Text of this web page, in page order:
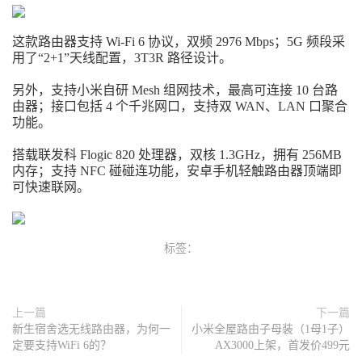
这款路由器支持 Wi-Fi 6 协议，双频 2976 Mbps；5G 频段采
用了“2+1”天线配置，3T3R 路径设计。
另外，支持小米自研 Mesh 组网技术，最高可连接 10 台路
由器；接口包括 4 个千兆网口，支持双 WAN、LAN 口聚合
功能。
搭载联发科 Flogic 820 处理器，双核 1.3GHz，拥有 256MB
内存；支持 NFC 碰碰连功能，安卓手机轻触路由器顶端即
可快速联网。
标签：
上一篇
新生宿舍选无线路由器，为何一
定要支持WiFi 6的？
下一篇
小米全屋路由子母装（1母1子）
AX3000上架，首发价499元